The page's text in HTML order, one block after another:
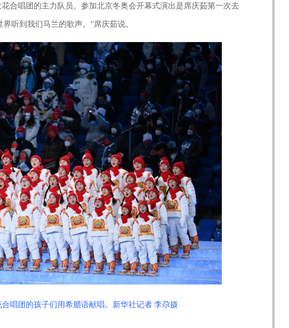
唱团的主力队员。参加北京冬奥会开幕式演出是席庆茹第一次去
听到我们马兰的歌声。”席庆茹说。
唱团的孩子们用希腊语献唱。新华社记者 李尕摄